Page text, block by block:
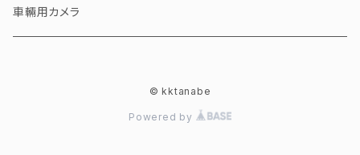
車輛用カメラ
© kktanabe
Powered by